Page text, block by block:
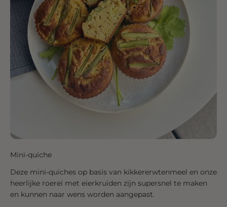
Mini-quiche
Deze mini-quiches op basis van kikkererwtenmeel en onze
heerlijke roerei met eierkruiden zijn supersnel te maken
en kunnen naar wens worden aangepast.